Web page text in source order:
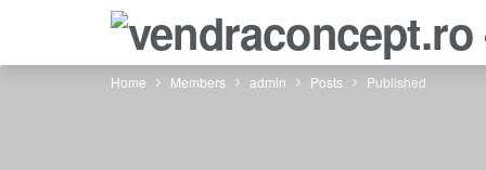
Home Members admin Posts Published